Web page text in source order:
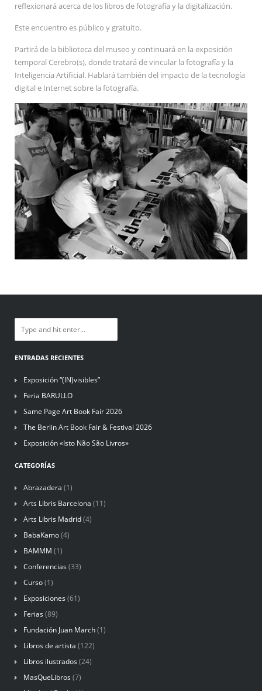
reflexionará acerca de los libros de fotografía y la digitalización.
Este encuentro es público y gratuito.
Partirá de la biblioteca del museo y continuará en la exposición
temporal Cerebro(s), donde tratará de vincular la fotografía y la
Inteligencia Artificial. Hablará también del impacto de la tecnología
digital e Internet sobre la fotografía.
ENTRADAS RECIENTES
Exposición “(IN)visibles”
Feria BARULLO
Same Page Art Book Fair 2026
The Berlin Art Book Fair & Festival 2026
Exposición «Isto Não São Livros»
CATEGORÍAS
Abrazadera (1)
Arts Libris Barcelona (11)
Arts Libris Madrid(4)
BabaKamo(4)
BAMMM (1)
Conferencias (33)
Curso(1)
Exposiciones (61)
Ferias (89)
Fundación Juan March(1)
Libros de artista (122)
Libros ilustrados (24)
MasQueLibros (7)